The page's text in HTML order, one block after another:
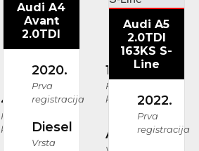
41.616 km
Prijeđeni
kilometri
Audi A4
Avant
2.0TDI
2020.
Prva
registracija
144.957 km
Prijeđeni
kilometri
Diesel
Vrsta
Automatski
Audi A5
2.0TDI
163KS S-
Line
2022.
Prva
registracija